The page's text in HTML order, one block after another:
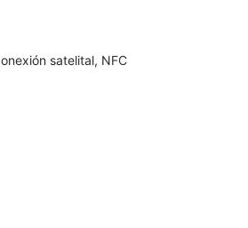
satelital, NFC